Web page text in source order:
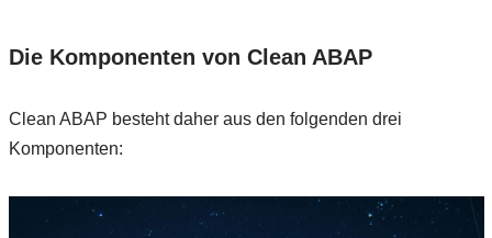
Die Komponenten von Clean ABAP
Clean ABAP besteht daher aus den folgenden drei
Komponenten: